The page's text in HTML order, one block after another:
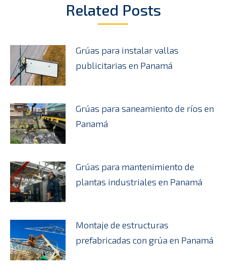
Related Posts
Grúas para instalar vallas
publicitarias en Panamá
Grúas para saneamiento de ríos en
Panamá
Grúas para mantenimiento de
plantas industriales en Panamá
Montaje de estructuras
prefabricadas con grúa en Panamá